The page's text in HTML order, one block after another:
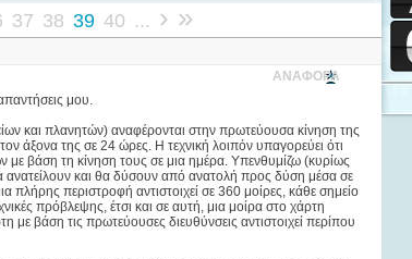
37 38 39 40 ... › »
ΑΝΑΦΟΡΑ
μου.
και πλανητών) αναφέρονται στην πρωτεύουσα κίνηση της
άξονα της σε 24 ώρες. Η τεχνική λοιπόν υπαγορεύει ότι
με βάση τη κίνηση τους σε μια ημέρα. Υπενθυμίζω (κυρίως
ανατείλουν και θα δύσουν από ανατολή προς δύση μέσα σε
περιστροφή αντιστοιχεί σε 360 μοίρες, κάθε σημείο
πρόβλεψης, έτσι και σε αυτή, μια μοίρα στο χάρτη
βάση τις πρωτεύουσες διευθύνσεις αντιστοιχεί περίπου